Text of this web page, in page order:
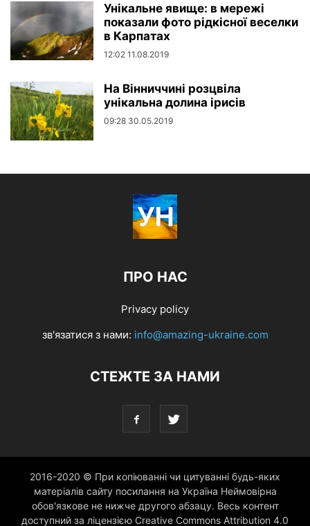
Унікальне явище: в мережі
показали фото рідкісної веселки
в Карпатах
12:02 11.08.2019
На Вінниччині розцвіла
унікальна долина ірисів
09:28 30.05.2019
ПРО НАС
Privacy policy
зв'язатися з нами: info@amazing-ukraine.com
СТЕЖТЕ ЗА НАМИ
2016-2020 © При копіюванні чи цитуванні будь-яких
матеріалів сайту посилання на Україна Неймовірна
обов'язкове не нижче другого абзацу. Весь контент
доступний за ліцензією Creative Commons Attribution 4.0